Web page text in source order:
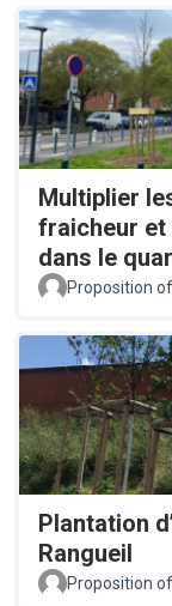
Multiplier
fraicheur et
dans le
Proposition
Plantation
Rangueil
Proposition